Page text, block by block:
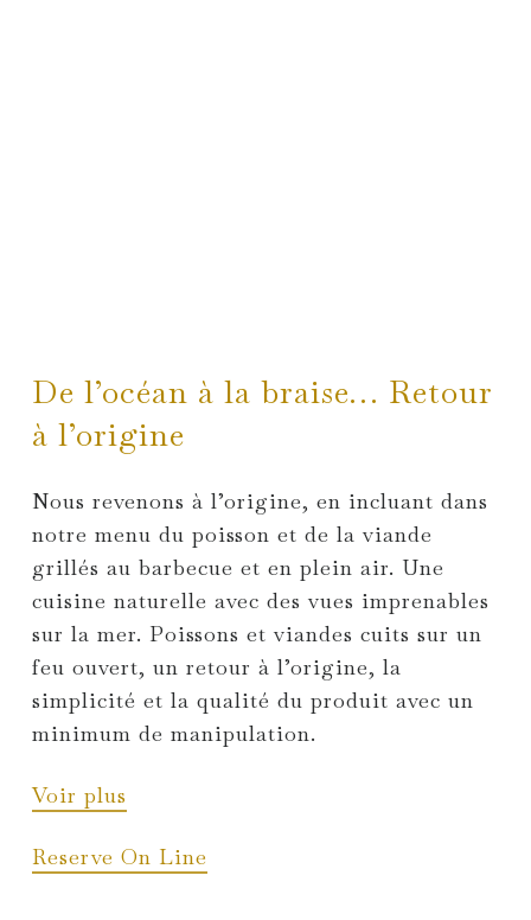
De l’océan à la braise… Retour
à l’origine
Nous revenons à l’origine, en incluant dans
notre menu du poisson et de la viande
grillés au barbecue et en plein air. Une
cuisine naturelle avec des vues imprenables
sur la mer. Poissons et viandes cuits sur un
feu ouvert, un retour à l’origine, la
simplicité et la qualité du produit avec un
minimum de manipulation.
Voir plus
Reserve On Line